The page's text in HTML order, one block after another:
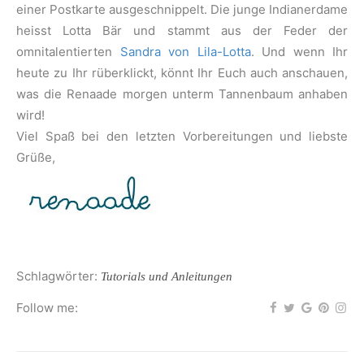
einer Postkarte ausgeschnippelt. Die junge Indianerdame
heisst Lotta Bär und stammt aus der Feder der
omnitalentierten Sandra von Lila-Lotta. Und wenn Ihr
heute zu Ihr rüberklickt, könnt Ihr Euch auch anschauen,
was die Renaade morgen unterm Tannenbaum anhaben
wird!
Viel Spaß bei den letzten Vorbereitungen und liebste
Grüße,
Schlagwörter: Tutorials und Anleitungen
Follow me: